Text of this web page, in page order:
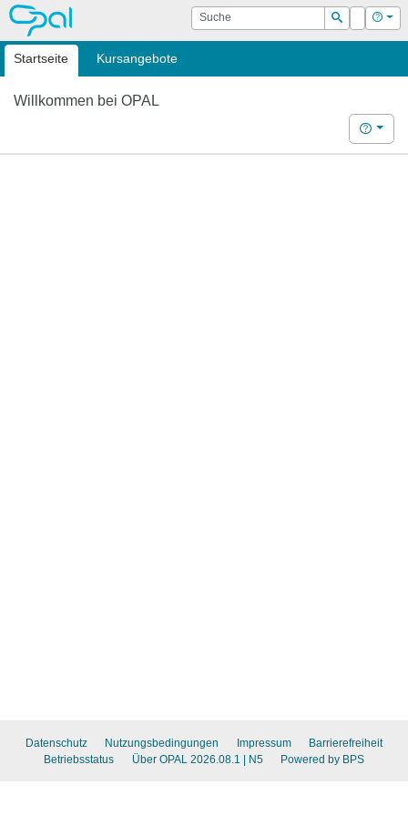
OPAL Suche
Suchen
Login Hilfe
Startseite Kursangebote
Willkommen bei OPAL
Hilfe
Datenschutz Nutzungsbedingungen Impressum
Barrierefreiheit
Betriebsstatus
Über OPAL 2026.08.1 | N5 Powered by BPS